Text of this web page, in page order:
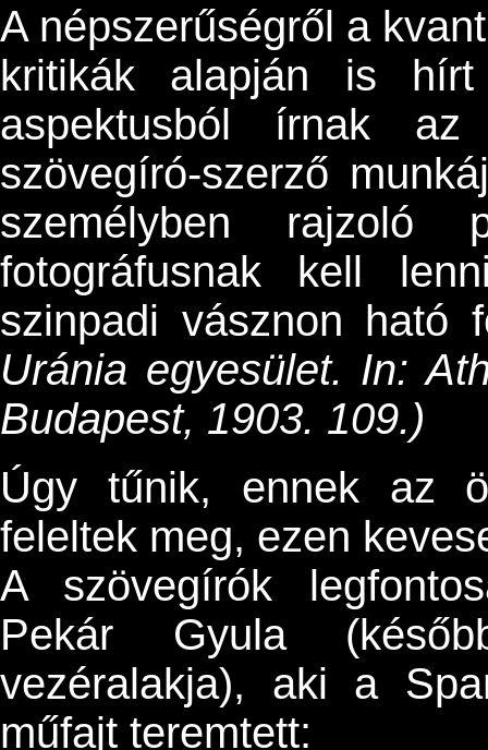
A népszerűségről a
kritikák alapján is hírt
aspektusból írnak
szövegíró-szerző
személyben rajzoló
fotográfusnak kell
szinpadi vásznon ható
Uránia egyesület. In:
Budapest, 1903. 109.)
Úgy tűnik, ennek az
feleltek meg, ezen
A szövegírók
Pekár Gyula
vezéralakja), aki a
műfajt teremtett: